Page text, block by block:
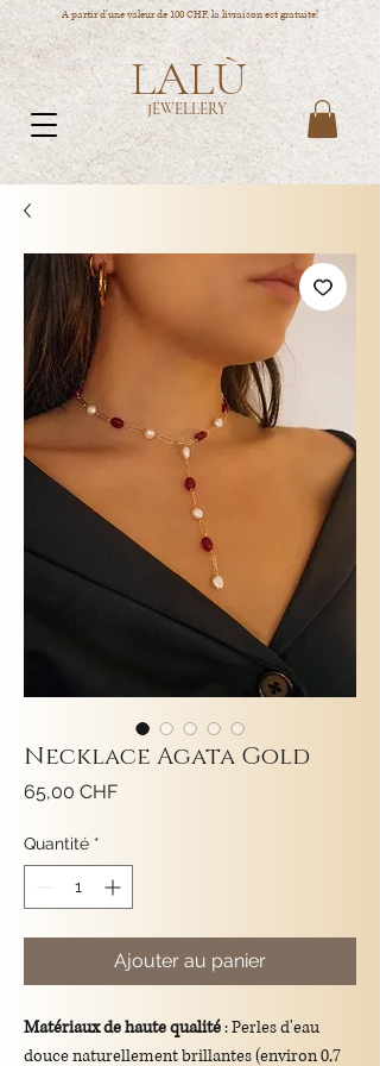
A partir d'une valeur de 100 CHF, la livraison est gratuite!
LALÙ
JEWELLERY
Necklace Agata Gold
65,00 CHFPrix
Quantité *
Ajouter au panier
Matériaux de haute qualité: Perles d'eau
douce naturellement brillantes (environ 0,7